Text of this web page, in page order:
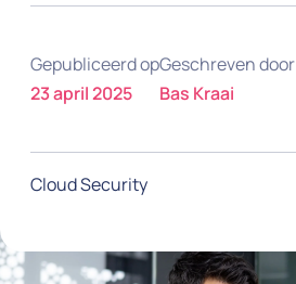
Gepubliceerd op
23 april 2025
Geschreven door
Bas Kraai
Cloud Security